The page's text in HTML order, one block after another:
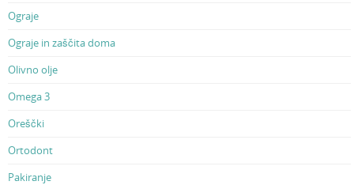
Ograje
Ograje in zaščita doma
Olivno olje
Omega 3
Oreščki
Ortodont
Pakiranje